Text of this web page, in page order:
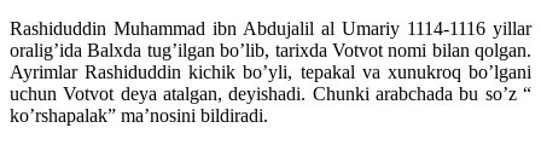
Rashiduddin Muhammad ibn Abdujalil al Umariy 1114-1116 yillar
oralig’ida Balxda tug’ilgan bo’lib, tarixda Votvot nomi bilan qolgan.
Ayrimlar Rashiduddin kichik bo’yli, tepakal va xunukroq bo’lgani
uchun Votvot deya atalgan, deyishadi. Chunki arabchada bu so’z “
ko’rshapalak” ma’nosini bildiradi.